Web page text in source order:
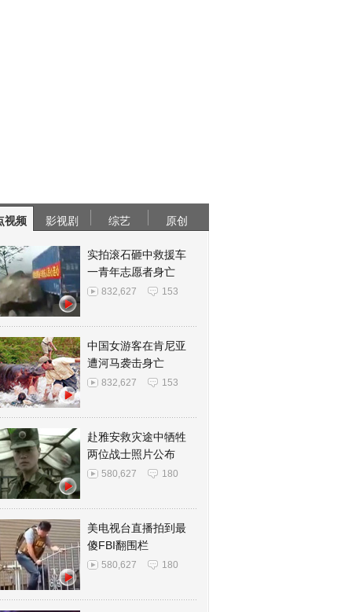
视频 影视剧 综艺 原创
实拍滚石砸中救援车
一青年志愿者身亡
832,627 153
中国女游客在肯尼亚
遭河马袭击身亡
832,627 153
赴雅安救灾途中牺牲
两位战士照片公布
580,627 180
美电视台直播拍到最
傻FBI翻围栏
580,627 180